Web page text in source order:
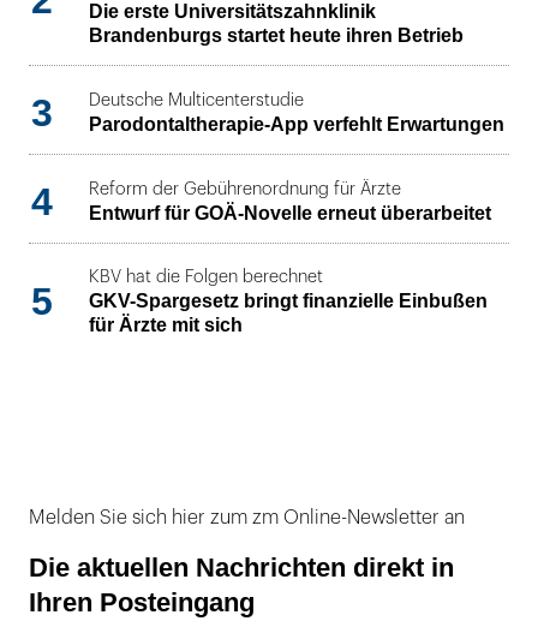
Die erste Universitätszahnklinik
Brandenburgs startet heute ihren Betrieb
3 Deutsche Multicenterstudie
Parodontaltherapie-App verfehlt Erwartungen
4 Reform der Gebührenordnung für Ärzte
Entwurf für GOÄ-Novelle erneut überarbeitet
5
KBV hat die Folgen berechnet
GKV-Spargesetz bringt finanzielle Einbußen
für Ärzte mit sich
Melden Sie sich hier zum zm Online-Newsletter an
Die aktuellen Nachrichten direkt in
Ihren Posteingang